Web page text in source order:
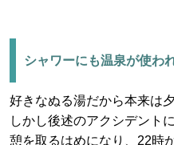
シャワーにも温泉が使わ
好きなぬる湯だから本来は
しかし後述のアクシデント
憩を取るはめになり、22時